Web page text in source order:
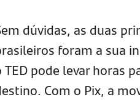
dúvidas, as duas
foram a sua
TED pode levar horas
Com o Pix, a